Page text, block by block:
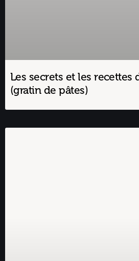
Les secrets et les recettes
(gratin de pâtes)